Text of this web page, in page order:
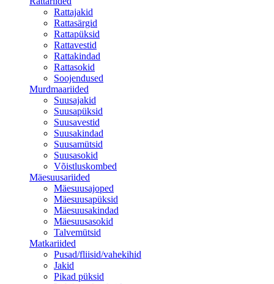
Rattajakid
Rattasärgid
Rattapüksid
Rattavestid
Rattakindad
Rattasokid
Soojendused
Murdmaariided
Suusajakid
Suusapüksid
Suusavestid
Suusakindad
Suusamütsid
Suusasokid
Võistluskombed
Mäesuusariided
Mäesuusajoped
Mäesuusapüksid
Mäesuusakindad
Mäesuusasokid
Talvemütsid
Matkariided
Pusad/fliisid/vahekihid
Jakid
Pikad püksid